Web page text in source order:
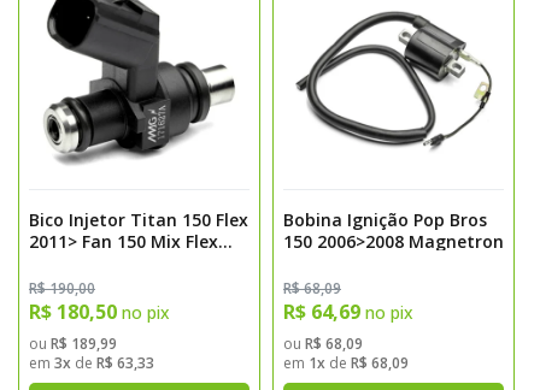
Bico Injetor Titan 150 Flex
2011> Fan 150 Mix Flex
160 Magnetron
R$ 190,00
R$ 180,50 no pix
ou R$ 189,99
em 3x de R$ 63,33
Bobina Ignição Pop Bros
150 2006>2008 Magnetron
R$ 68,09
R$ 64,69 no pix
ou R$ 68,09
em 1x de R$ 68,09